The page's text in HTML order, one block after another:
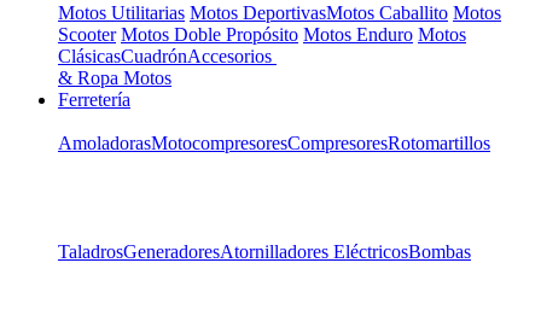
Motos Utilitarias Motos DeportivasMotos Caballito Motos
Scooter Motos Doble Propósito Motos Enduro Motos
ClásicasCuadrónAccesorios
& Ropa Motos
Ferretería
AmoladorasMotocompresoresCompresoresRotomartillos
TaladrosGeneradoresAtornilladores EléctricosBombas